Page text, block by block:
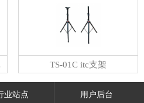
） TS-01C itc支架
业站点 用户后台